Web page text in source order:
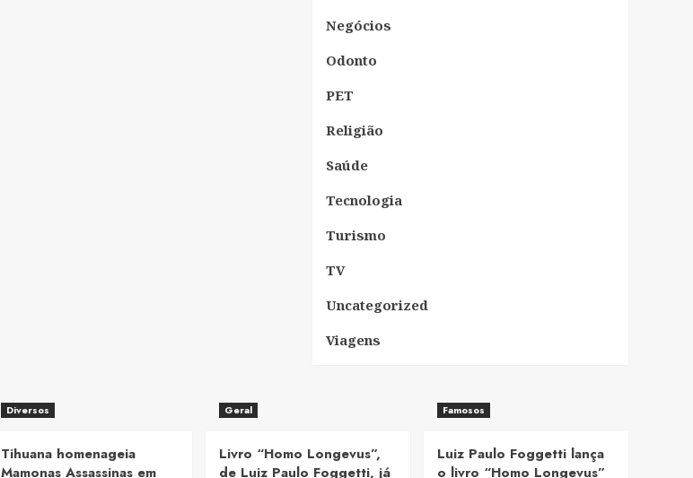
Negócios
Odonto
PET
Religião
Saúde
Tecnologia
Turismo
TV
Uncategorized
Viagens
Diversos
Tihuana homenageia
Mamonas Assassinas em
Geral
Livro “Homo Longevus”,
de Luiz Paulo Foggetti, já
Famosos
Luiz Paulo Foggetti lança
o livro “Homo Longevus”